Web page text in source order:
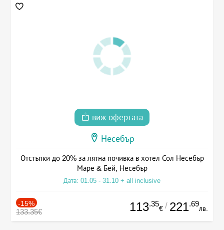
виж офертата
Несебър
Отстъпки до 20% за лятна почивка в хотел Сол Несебър
Маре & Бей, Несебър
Дата: 01.05 - 31.10 + all inclusive
-15%
133.35€ 113.35
€ / 221.69
лв.